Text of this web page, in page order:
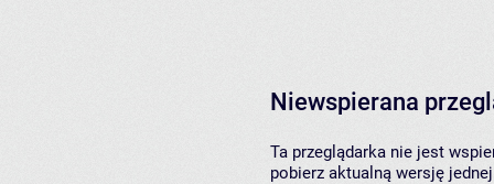
Niewspierana
Ta przeglądarka nie jest
pobierz aktualną wersję